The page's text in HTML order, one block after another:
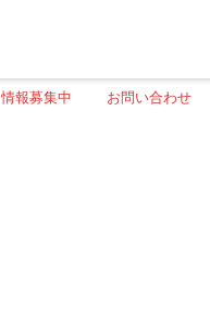
情報募集中 お問い合わせ